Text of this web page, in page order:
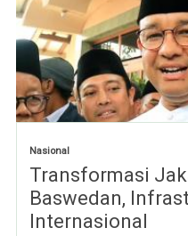
Nasional
Transformasi
Baswedan,
Internasional